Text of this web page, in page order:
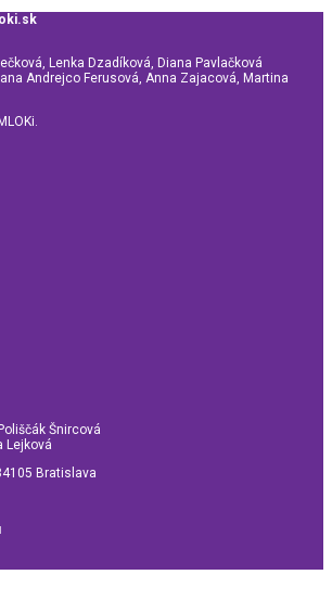
Lenka Dzadíková, Diana Pavlačková
Andrejco Ferusová, Anna Zajacová, Martina
Šnircová
Lejková
Bratislava